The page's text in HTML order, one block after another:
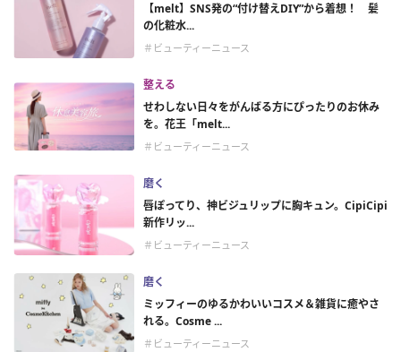
【melt】SNS発の“付け替えDIY”から着想！ 髪
の化粧水...
＃ビューティーニュース
整える
せわしない日々をがんばる方にぴったりのお休み
を。花王「melt...
＃ビューティーニュース
磨く
唇ぽってり、神ビジュリップに胸キュン。CipiCipi
新作リッ...
＃ビューティーニュース
磨く
ミッフィーのゆるかわいいコスメ＆雑貨に癒やさ
れる。Cosme ...
＃ビューティーニュース